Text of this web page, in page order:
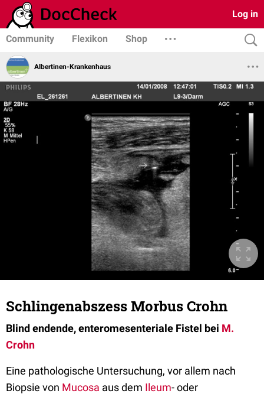
Log in
Community Flexikon Shop
Albertinen-Krankenhaus
Schlingenabszess Morbus Crohn
Blind endende, enteromesenteriale Fistel bei M.
Crohn
Eine pathologische Untersuchung, vor allem nach
Biopsie von Mucosa aus dem Ileum- oder